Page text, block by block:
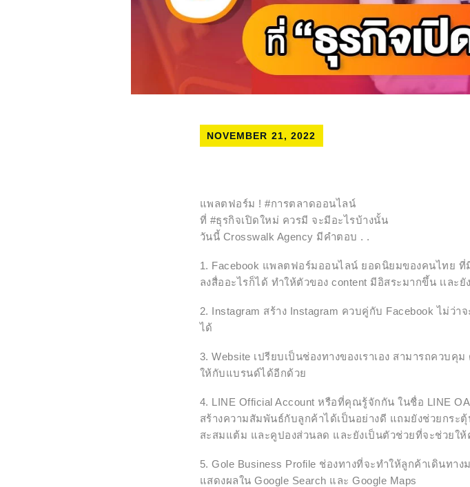
NOVEMBER 21, 2022
แพลตฟอร์ม ! #การตลาดออนไลน์
ที่ #ธุรกิจเปิดใหม่ ควรมี จะมีอะไรบ้างนั้น
วันนี้ Crosswalk Agency มีคำตอบ . .
1. Facebook แพลตฟอร์มออนไลน์ ยอดนิยมของคนไทย ที่
ลงสื่ออะไรก็ได้ ทำให้ตัวของ content มีอิสระมากขึ้น เเละ
2. Instagram สร้าง Instagram ควบคู่กับ Facebook ไม่ว่
ได้
3. Website เปรียบเป็นช่องทางของเราเอง สามารถควบ
ให้กับแบรนด์ได้อีกด้วย
4. LINE Official Account หรือที่คุณรู้จักกัน ในชื่อ LINE
สร้างความสัมพันธ์กับลูกค้าได้เป็นอย่างดี แถมยังช่วยกร
สะสมแต้ม และคูปองส่วนลด และยังเป็นตัวช่วยที่จะช่วยใ
5. Gole Business Profile ช่องทางที่จะทำให้ลูกค้าเดินท
แสดงผลใน Google Search และ Google Maps